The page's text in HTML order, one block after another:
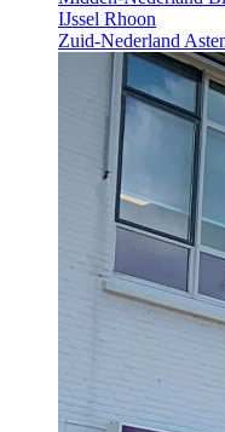
IJssel Rhoon
Zuid-Nederland